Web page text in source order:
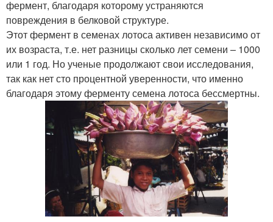
фермент, благодаря которому устраняются
повреждения в белковой структуре.
Этот фермент в семенах лотоса активен независимо от
их возраста, т.е. нет разницы сколько лет семени – 1000
или 1 год. Но ученые продолжают свои исследования,
так как нет сто процентной уверенности, что именно
благодаря этому ферменту семена лотоса бессмертны.